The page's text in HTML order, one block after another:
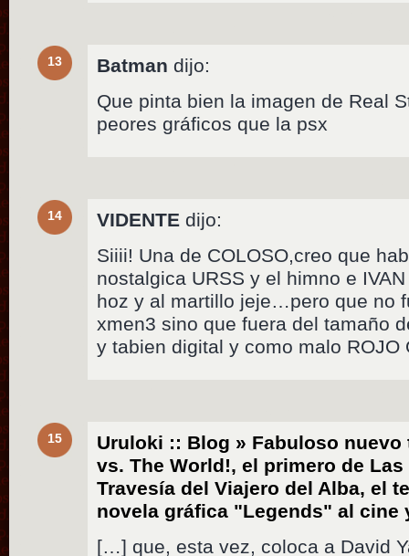
13 Batman dijo:
Que pinta bien la imagen de Real
peores gráficos que la psx
14 VIDENTE dijo:
Siiii! Una de COLOSO,creo que
nostalgica URSS y el himno e
hoz y al martillo jeje…pero que no
xmen3 sino que fuera del tamaño
y tabien digital y como malo ROJO
15
Uruloki :: Blog » Fabuloso
vs. The World!, el primero de
Travesía del Viajero del Alba, el
novela gráfica "Legends" al cine
[…] que, esta vez, coloca a David